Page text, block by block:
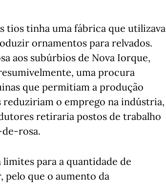
tios tinha uma fábrica que utilizava
ornamentos para relvados.
aos subúrbios de Nova Iorque,
uma procura
que permitiam a produção
o emprego na indústria,
retiraria postos de trabalho
rosa.
para a quantidade de
pelo que o aumento da